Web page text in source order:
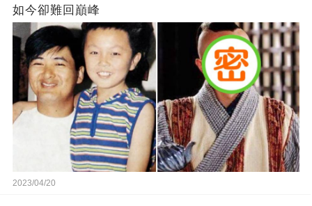
如今卻難回巔峰
2023/04/20